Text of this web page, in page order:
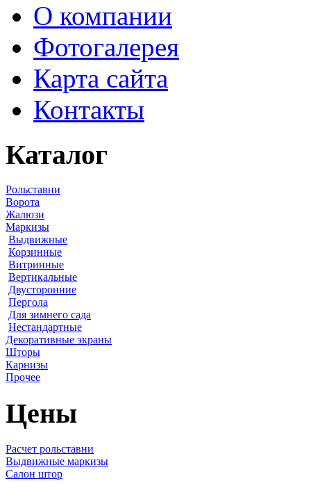
О компании
Фотогалерея
Карта сайта
Контакты
Каталог
Рольставни
Ворота
Жалюзи
Маркизы
Выдвижные
Корзинные
Витринные
Вертикальные
Двусторонние
Пергола
Для зимнего сада
Нестандартные
Декоративные экраны
Шторы
Карнизы
Прочее
Цены
Расчет рольставни
Выдвижные маркизы
Салон штор